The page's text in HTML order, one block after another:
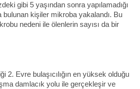
gibi 5 yaşından sonra yapılamadığı
bulunan kişiler mikroba yakalandı. Bu
nedeni ile ölenlerin sayısı da bir
2. Evre bulaşıcılığın en yüksek olduğu
damlacık yolu ile gerçekleşir ve